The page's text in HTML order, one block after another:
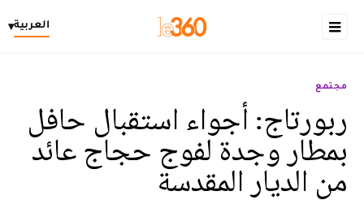
العربية▾
مجتمع
ربورتاج: أجواء استقبال حافل
بمطار وجدة لفوج حجاج عائد
من الديار المقدسة